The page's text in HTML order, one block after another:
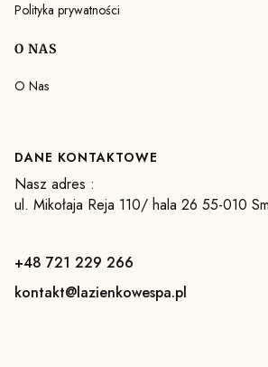
Polityka prywatności
O NAS
O Nas
DANE KONTAKTOWE
Nasz adres :
ul. Mikołaja Reja 110/ hala 26 55-010
+48 721 229 266
kontakt@lazienkowespa.pl